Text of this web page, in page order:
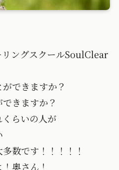
ングスクールSoulClear
できますか？
きますか？
らいの人が
数です！！！！！
奥さん！